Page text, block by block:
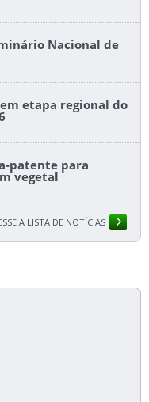
Nacional de
etapa regional do
patente para
vegetal
A LISTA DE NOTÍCIAS